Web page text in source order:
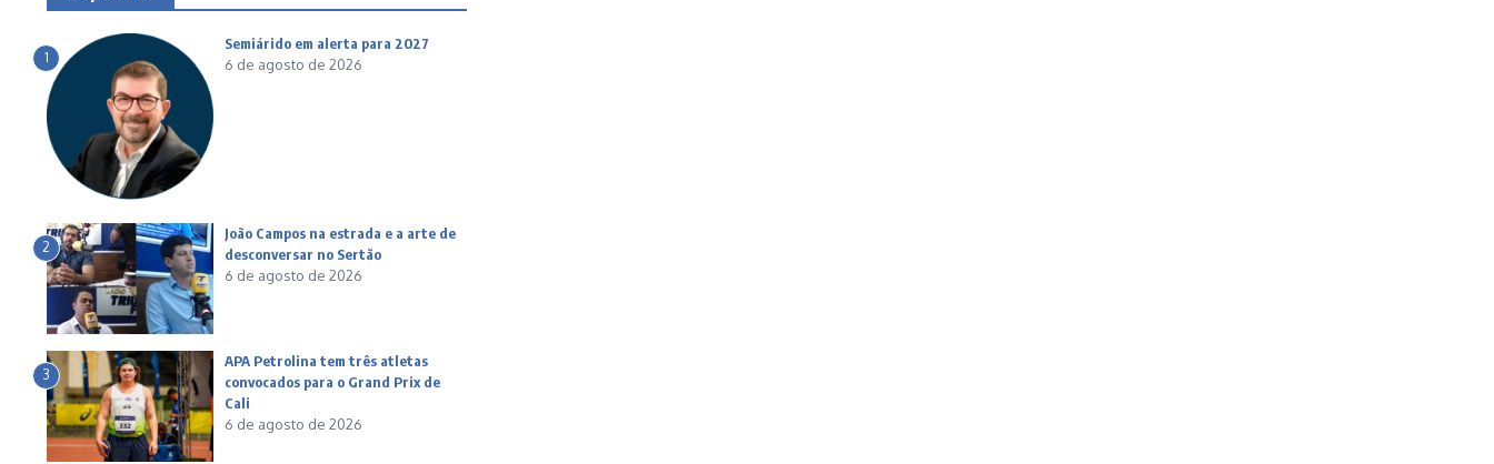
1
Semiárido em alerta para 2027
6 de agosto de 2026
2
João Campos na estrada e a arte de
desconversar no Sertão
6 de agosto de 2026
3
APA Petrolina tem três atletas
convocados para o Grand Prix de
Cali
6 de agosto de 2026